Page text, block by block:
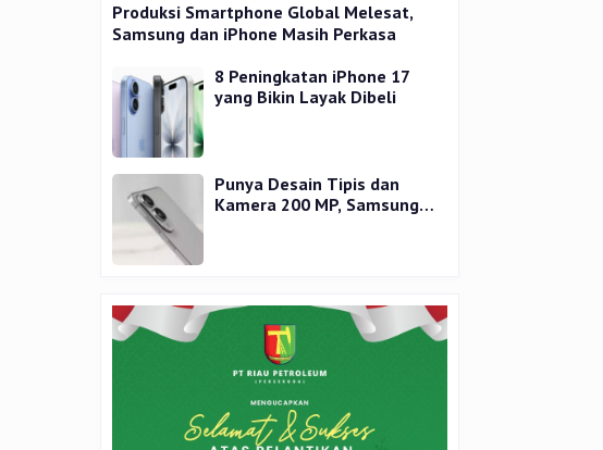
Produksi Smartphone Global Melesat,
Samsung dan iPhone Masih Perkasa
8 Peningkatan iPhone 17
yang Bikin Layak Dibeli
Punya Desain Tipis dan
Kamera 200 MP, Samsung